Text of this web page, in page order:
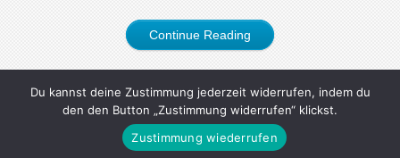
Continue Reading
Du kannst deine Zustimmung jederzeit widerrufen, indem du
den den Button „Zustimmung widerrufen“ klickst.
Zustimmung wiederrufen